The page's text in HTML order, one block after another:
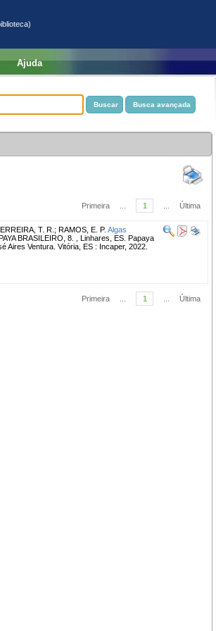
Ajuda
Primeira 1 Última
T. R. ; RAMOS, E. P. Algas
BRASILEIRO, 8. , Linhares, ES. Papaya
Ventura. Vitória, ES : Incaper, 2022.
Primeira 1 Última